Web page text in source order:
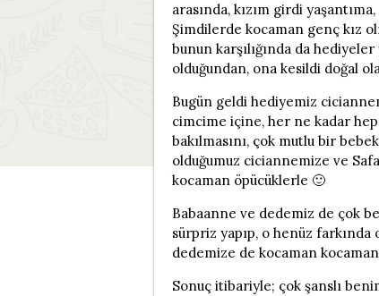
arasında, kızım girdi
Şimdilerde kocaman genç kız
bunun karşılığında da
olduğundan, ona kesildi doğal
Bugün geldi hediyemiz
cimcime içine, her ne kadar
bakılmasını, çok mutlu bir
olduğumuz ciciannemize ve
kocaman öpücüklerle 🙂
Babaanne ve dedemiz de çok
sürpriz yapıp, o henüz
dedemize de kocaman
Sonuç itibariyle; çok şanslı